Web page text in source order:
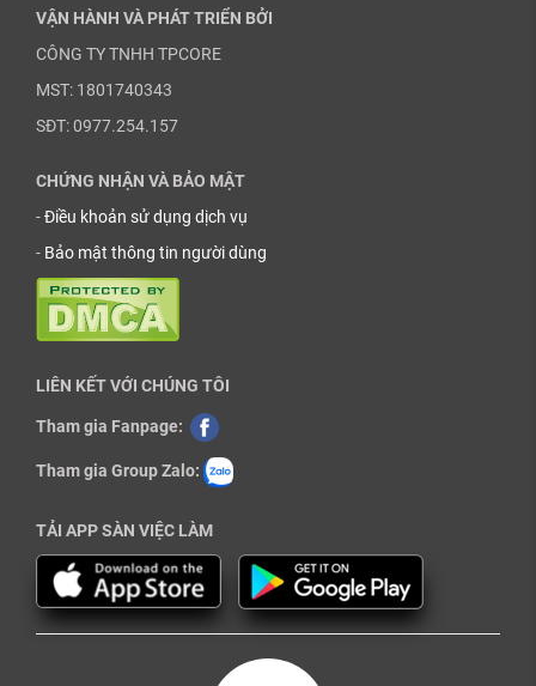
VẬN HÀNH VÀ PHÁT TRIỂN BỞI
CÔNG TY TNHH TPCORE
MST: 1801740343
SĐT: 0977.254.157
CHỨNG NHẬN VÀ BẢO MẬT
-Điều khoản sử dụng dịch vụ
- Bảo mật thông tin người dùng
LIÊN KẾT VỚI CHÚNG TÔI
Tham gia Fanpage:
Tham gia Group Zalo:
TẢI APP SÀN VIỆC LÀM